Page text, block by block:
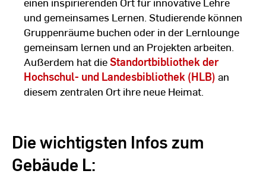
und gemeinsames Lernen. Studierende können
Gruppenräume buchen oder in der Lernlounge
gemeinsam lernen und an Projekten arbeiten.
Außerdem hat dieStandortbibliothek der
Hochschul- und Landesbibliothek (HLB) an
diesem zentralen Ort ihre neue Heimat.
Die wichtigsten Infos zum
Gebäude L: